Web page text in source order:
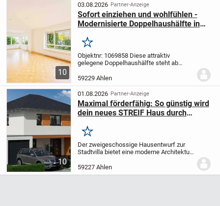
10
03.08.2026 Partner-Anzeige
Sofort einziehen und wohlfühlen -
Modernisierte Doppelhaushälfte in
Merken
Objektnr: 1069858 Diese attraktiv
gelegene Doppelhaushälfte steht ab
Eigennutzer, die ohne Verzögerung in die
eigenen vier Wände einziehen möchten.
Kein...
59229 Ahlen
10
01.08.2026 Partner-Anzeige
Maximal förderfähig: So günstig wird
dein neues STREIF Haus durch
Merken
Der zweigeschossige Hausentwurf zur
Stadtvilla bietet eine moderne Architektur
Holzverkleidung. An der Gartenseite des
Hauses ist ein überdachter
59227 Ahlen